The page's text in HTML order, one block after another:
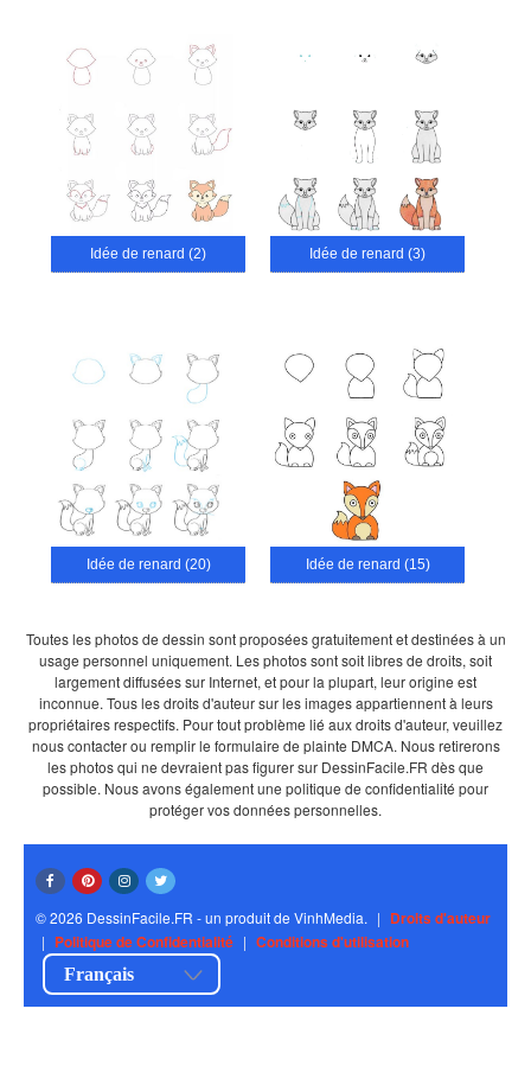
Idée de renard (2) Idée de renard (3)
Idée de renard (20) Idée de renard (15)
Toutes les photos de dessin sont proposées gratuitement et destinées à un
usage personnel uniquement. Les photos sont soit libres de droits, soit
largement diffusées sur Internet, et pour la plupart, leur origine est
inconnue. Tous les droits d'auteur sur les images appartiennent à leurs
propriétaires respectifs. Pour tout problème lié aux droits d'auteur, veuillez
nous contacter ou remplir le formulaire de plainte DMCA. Nous retirerons
les photos qui ne devraient pas figurer sur DessinFacile.FR dès que
possible. Nous avons également une politique de confidentialité pour
protéger vos données personnelles.
© 2026 DessinFacile.FR - un produit de VinhMedia. | Droits d'auteur
| Politique de Confidentialité | Conditions d'utilisation
Français